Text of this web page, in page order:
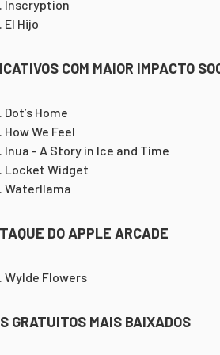
Inscryption
El Hijo
COM MAIOR IMPACTO
Dot’s Home
How We Feel
Inua - A Story in Ice and Time
Locket Widget
Waterllama
DO APPLE ARCADE
Wylde Flowers
GRATUITOS MAIS BAIXADOS